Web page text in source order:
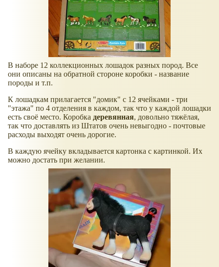
В наборе 12 коллекционных лошадок разных пород. Все
они описаны на обратной стороне коробки - название
породы и т.п.
К лошадкам прилагается "домик" с 12 ячейками - три
"этажа" по 4 отделения в каждом, так что у каждой лошадки
есть своё место. Коробка деревянная, довольно тяжёлая,
так что доставлять из Штатов очень невыгодно - почтовые
расходы выходят очень дорогие.
В каждую ячейку вкладывается картонка с картинкой. Их
можно достать при желании.